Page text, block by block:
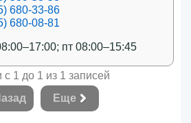
680-33-86
680-08-81
пт 08:00–15:45
с 1 до 1 из 1 записей
Еще